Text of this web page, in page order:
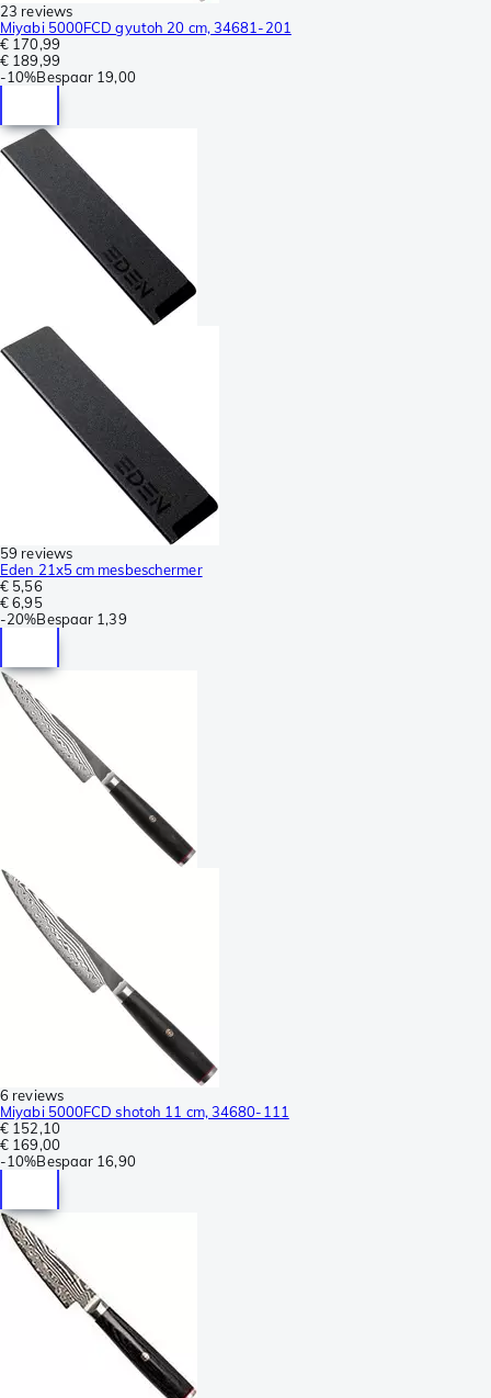
23 reviews
Miyabi 5000FCD gyutoh 20 cm, 34681-201
€ 170,99
€ 189,99
-10%Bespaar 19,00
59 reviews
Eden 21x5 cm mesbeschermer
€ 5,56
€ 6,95
-20%Bespaar 1,39
6 reviews
Miyabi 5000FCD shotoh 11 cm, 34680-111
€ 152,10
€ 169,00
-10%Bespaar 16,90